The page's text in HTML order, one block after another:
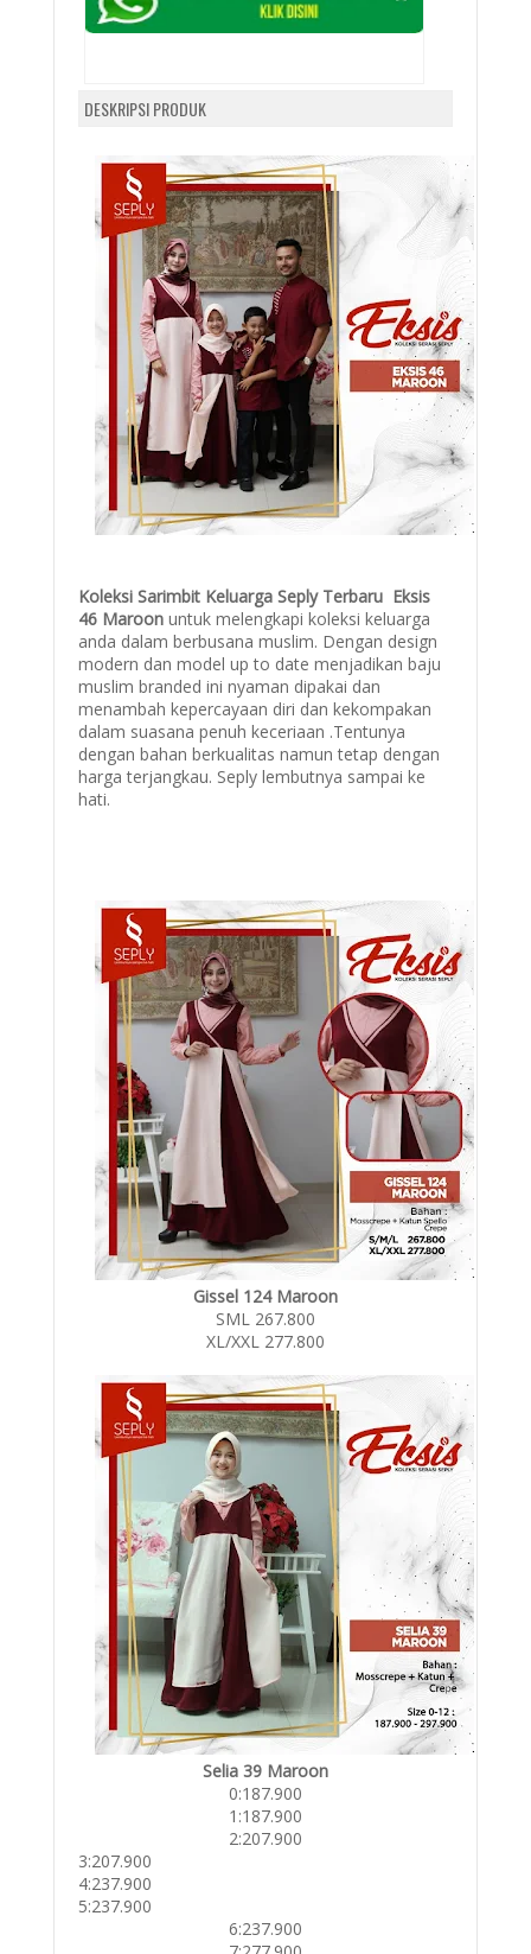
DESKRIPSI PRODUK
Koleksi Sarimbit Keluarga Seply Terbaru Eksis
46 Maroonuntuk melengkapi koleksi keluarga
anda dalam berbusana muslim. Dengan design
modern dan model up to date menjadikan baju
muslim branded ini nyaman dipakai dan
menambah kepercayaan diri dan kekompakan
dalam suasana penuh keceriaan .Tentunya
dengan bahan berkualitas namun tetap dengan
harga terjangkau. Seply lembutnya sampai ke
hati.
Gissel 124 Maroon
SML 267.800
XL/XXL 277.800
Selia 39 Maroon
0:187.900
1:187.900
2:207.900
3:207.900
4:237.900
5:237.900
6:237.900